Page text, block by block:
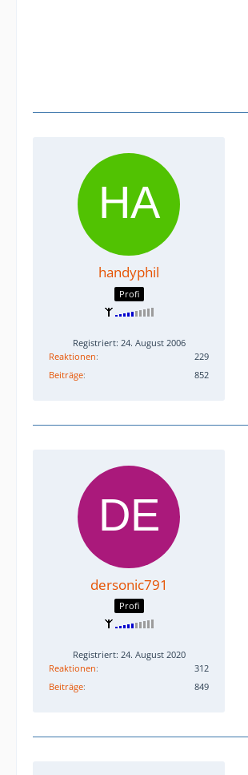
handyphil
Profi
Registriert: 24. August 2006
Reaktionen
229
Beiträge
852
dersonic791
Profi
Registriert: 24. August 2020
Reaktionen
312
Beiträge
849